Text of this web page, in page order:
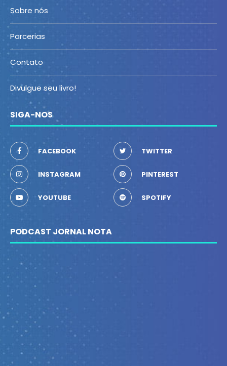
Sobre nós
Parcerias
Contato
Divulgue seu livro!
SIGA-NOS
FACEBOOK TWITTER
INSTAGRAM PINTEREST
YOUTUBE SPOTIFY
PODCAST JORNAL NOTA